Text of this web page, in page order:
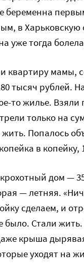
беременна
в
уже тогда
квартиру мамы,
тысяч рублей.
то жилье.
только на
Попалось
в копейку,
дом —
— летняя.
сделаем, и
Стали жить.
крыша
уходят на